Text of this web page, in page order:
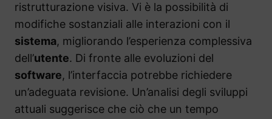
ristrutturazione visiva. Vi è la possibilità di
modifiche sostanziali alle interazioni con il
sistema, migliorando l’esperienza complessiva
dell’utente. Di fronte alle evoluzioni del
software, l’interfaccia potrebbe richiedere
un’adeguata revisione. Un’analisi degli sviluppi
attuali suggerisce che ciò che un tempo